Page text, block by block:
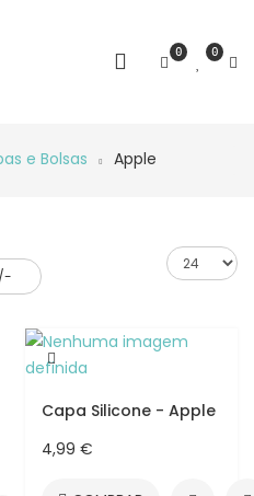
0 0
e Bolsas Apple
Capa Silicone - Apple
4,99 €